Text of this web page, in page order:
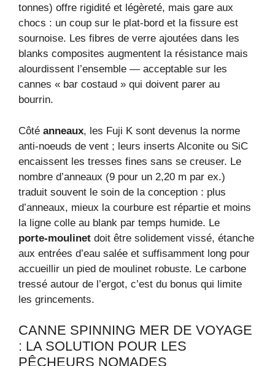
tonnes) offre rigidité et légèreté, mais gare aux
chocs : un coup sur le plat-bord et la fissure est
sournoise. Les fibres de verre ajoutées dans les
blanks composites augmentent la résistance mais
alourdissent l’ensemble — acceptable sur les
cannes « bar costaud » qui doivent parer au
bourrin.
Côté anneaux, les Fuji K sont devenus la norme
anti‑noeuds de vent ; leurs inserts Alconite ou SiC
encaissent les tresses fines sans se creuser. Le
nombre d’anneaux (9 pour un 2,20 m par ex.)
traduit souvent le soin de la conception : plus
d’anneaux, mieux la courbure est répartie et moins
la ligne colle au blank par temps humide. Le
porte‑moulinet doit être solidement vissé, étanche
aux entrées d’eau salée et suffisamment long pour
accueillir un pied de moulinet robuste. Le carbone
tressé autour de l’ergot, c’est du bonus qui limite
les grincements.
CANNE SPINNING MER DE VOYAGE
: LA SOLUTION POUR LES
PÊCHEURS NOMADES